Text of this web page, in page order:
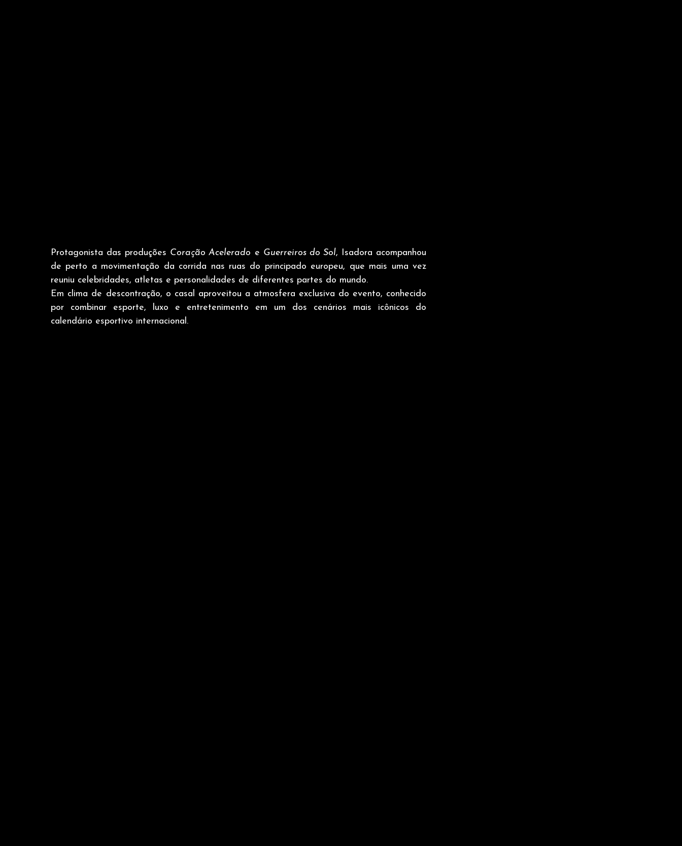
Protagonista das produções Coração Acelerado e Guerreiros do Sol, Isadora acompanhou
de perto a movimentação da corrida nas ruas do principado europeu, que mais uma vez
reuniu celebridades, atletas e personalidades de diferentes partes do mundo.
Em clima de descontração, o casal aproveitou a atmosfera exclusiva do evento, conhecido
por combinar esporte, luxo e entretenimento em um dos cenários mais icônicos do
calendário esportivo internacional.